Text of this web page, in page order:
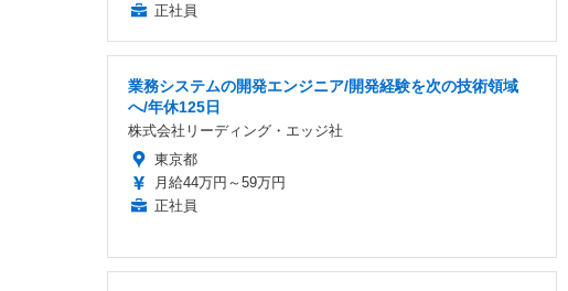
正社員
業務システムの開発エンジニア/開発経験を次の技術領域
へ/年休125日
株式会社リーディング・エッジ社
東京都
月給44万円～59万円
正社員